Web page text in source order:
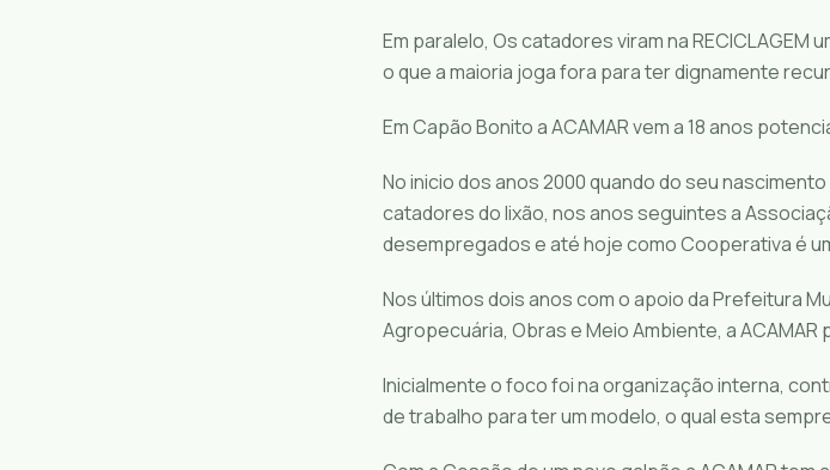
Em paralelo, Os catadores viram na
o que a maioria joga fora para ter dignamente
Em Capão Bonito a ACAMAR vem a 18 anos
No inicio dos anos 2000 quando do seu
catadores do lixão, nos anos seguintes a
desempregados e até hoje como Cooperativa é
Nos últimos dois anos com o apoio da Prefeitura
Agropecuária, Obras e Meio Ambiente, a ACAMAR
Inicialmente o foco foi na organização interna,
de trabalho para ter um modelo, o qual esta